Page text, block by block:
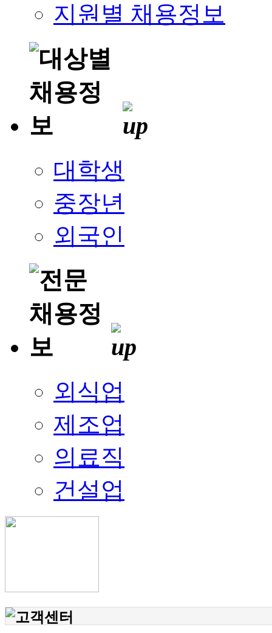
지원별 채용정보
대학생
중장년
외국인
외식업
제조업
의료직
건설업